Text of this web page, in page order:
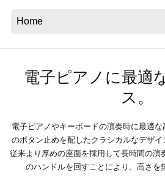
電子ピアノに最適
ス。
電子ピアノやキーボードの演奏時に最適
のボタン止めを配したクラシカルなデザイ
従来より厚めの座面を採用して長時間の演
のハンドルを回すことにより、高さを